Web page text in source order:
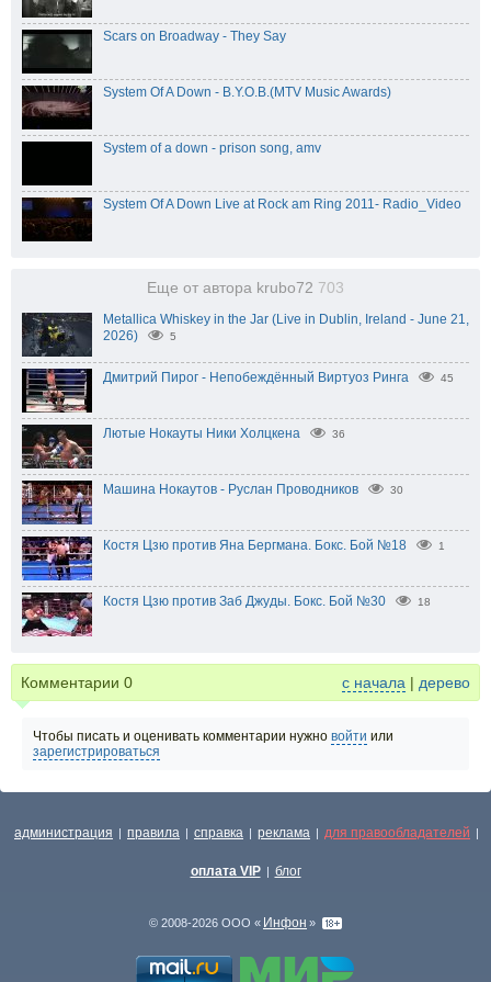
Scars on Broadway - They Say
System Of A Down - B.Y.O.B.(MTV Music Awards)
System of a down - prison song, amv
System Of A Down Live at Rock am Ring 2011- Radio_Video
Еще от автора krubo72 703
Metallica Whiskey in the Jar (Live in Dublin, Ireland - June 21,
2026)
5
Дмитрий Пирог - Непобеждённый Виртуоз Ринга 45
Лютые Нокауты Ники Холцкена 36
Машина Нокаутов - Руслан Проводников 30
Костя Цзю против Яна Бергмана. Бокс. Бой №18 1
Костя Цзю против Заб Джуды. Бокс. Бой №30 18
Комментарии 0 с начала | дерево
Чтобы писать и оценивать комментарии нужно войти или
зарегистрироваться
администрация | правила | справка | реклама | для правообладателей |
оплата VIP | блог
© 2008-2026 ООО « Инфон »